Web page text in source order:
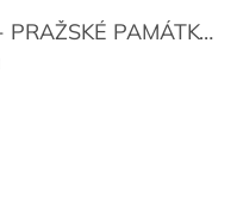
VYSTŘIHOVÁNKY - PRAŽSKÉ PAMÁTKY
5 hvězdiček.